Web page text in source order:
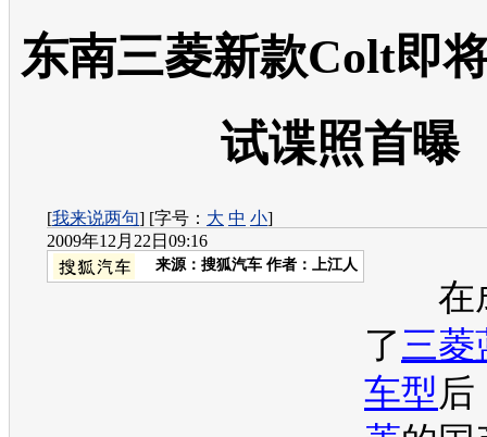
东南三菱新款Colt即
试谍照首曝
[我来说两句] [字号： 大 中 小]
2009年12月22日09:16
来源： 搜狐汽车 作者：上江人
在
了 三菱
车型后